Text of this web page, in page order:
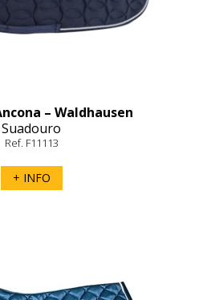
– Waldhausen
Suadouro
Ref. F11113
+ INFO